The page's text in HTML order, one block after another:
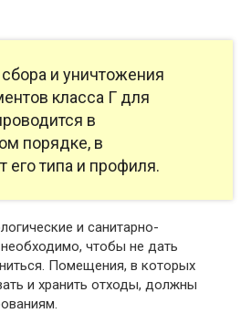
и уничтожения
класса Г для
в
порядке, в
его типа и профиля.
и санитарно-
чтобы не дать
Помещения, в которых
и хранить отходы, должны